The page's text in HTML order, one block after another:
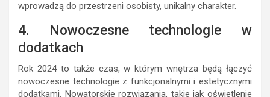
wprowadzą do przestrzeni osobisty, unikalny charakter.
4. Nowoczesne technologie w
dodatkach
Rok 2024 to także czas, w którym wnętrza będą łączyć
nowoczesne technologie z funkcjonalnymi i estetycznymi
dodatkami. Nowatorskie rozwiązania, takie jak oświetlenie